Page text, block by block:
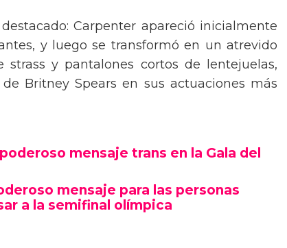
Carpenter apareció inicialmente
y luego se transformó en un atrevido
strass y pantalones cortos de lentejuelas,
Britney Spears en sus actuaciones más
mensaje trans en la Gala del
mensaje para las personas
a la semifinal olímpica